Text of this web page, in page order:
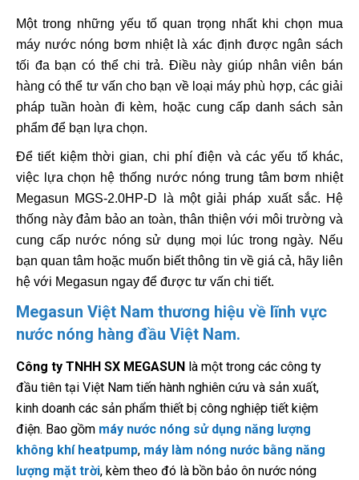
Một trong những yếu tố quan trọng nhất khi chọn mua
máy nước nóng bơm nhiệt là xác định được ngân sách
tối đa bạn có thể chi trả. Điều này giúp nhân viên bán
hàng có thể tư vấn cho bạn về loại máy phù hợp, các giải
pháp tuần hoàn đi kèm, hoặc cung cấp danh sách sản
phẩm để bạn lựa chọn.
Để tiết kiệm thời gian, chi phí điện và các yếu tố khác,
việc lựa chọn hệ thống nước nóng trung tâm bơm nhiệt
Megasun MGS-2.0HP-D là một giải pháp xuất sắc. Hệ
thống này đảm bảo an toàn, thân thiện với môi trường và
cung cấp nước nóng sử dụng mọi lúc trong ngày. Nếu
bạn quan tâm hoặc muốn biết thông tin về giá cả, hãy liên
hệ với Megasun ngay để được tư vấn chi tiết.
Megasun Việt Nam thương hiệu về lĩnh vực
nước nóng hàng đầu Việt Nam.
Công ty TNHH SX MEGASUN là một trong các công ty
đầu tiên tại Việt Nam tiến hành nghiên cứu và sản xuất,
kinh doanh các sản phẩm thiết bị công nghiệp tiết kiệm
điện. Bao gồm máy nước nóng sử dụng năng lượng
không khí heatpump, máy làm nóng nước bằng năng
lượng mặt trời, kèm theo đó là bồn bảo ôn nước nóng